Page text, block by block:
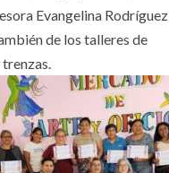
Evangelina Rodríguez,
de los talleres de